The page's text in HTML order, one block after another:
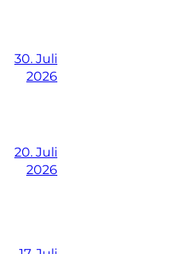
30. Juli
2026
20. Juli
2026